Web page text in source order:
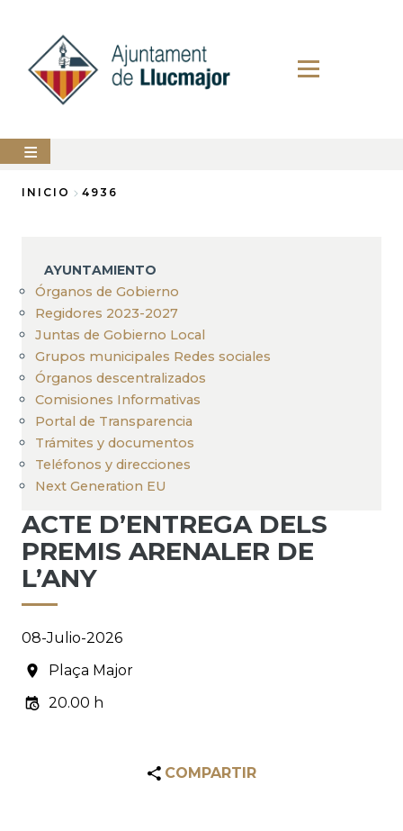
contenido
principal
AYUNTAMIENTO
SERVICIOS
MUNICIPALES
PERFIL
DEL
CONTRATANTE
ANUNCIOS
de
ayuda
a
la
navegación
INICIO 4936
AYUNTAMIENTO
Órganos de Gobierno
Regidores 2023-2027
Juntas de Gobierno Local
Grupos municipales Redes sociales
Órganos descentralizados
Comisiones Informativas
Portal de Transparencia
Trámites y documentos
Teléfonos y direcciones
Next Generation EU
ACTE D’ENTREGA DELS
PREMIS ARENALER DE
L’ANY
08-Julio-2026
Plaça Major
20.00 h
COMPARTIR